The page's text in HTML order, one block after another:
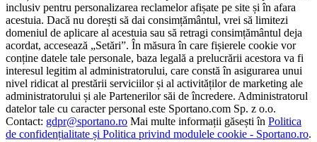
inclusiv pentru personalizarea reclamelor afișate pe site și în afara
acestuia. Dacă nu dorești să dai consimțământul, vrei să limitezi
domeniul de aplicare al acestuia sau să retragi consimțământul deja
acordat, accesează „Setări”. În măsura în care fișierele cookie vor
conține datele tale personale, baza legală a prelucrării acestora va fi
interesul legitim al administratorului, care constă în asigurarea unui
nivel ridicat al prestării serviciilor și al activităților de marketing ale
administratorului și ale Partenerilor săi de încredere. Administratorul
datelor tale cu caracter personal este Sportano.com Sp. z o.o.
Contact: gdpr@sportano.ro Mai multe informații găsești în Politica
de confidențialitate și Politica privind modulele cookie - Sportano.ro.